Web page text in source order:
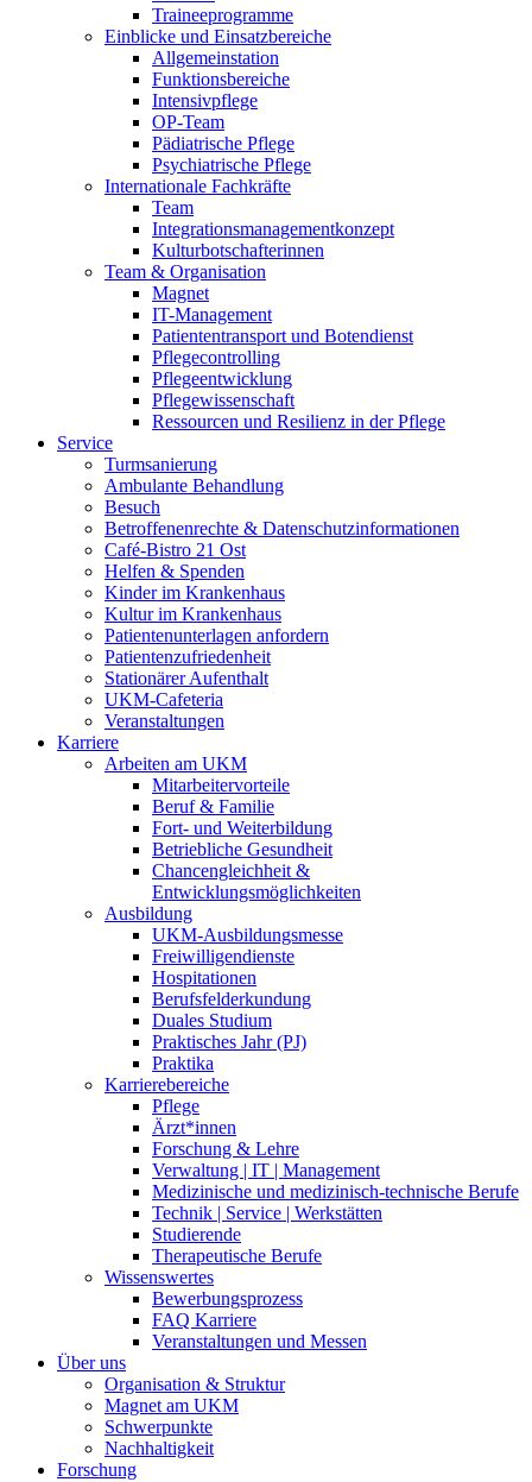
Traineeprogramme
Einblicke und Einsatzbereiche
Allgemeinstation
Funktionsbereiche
Intensivpflege
OP-Team
Pädiatrische Pflege
Psychiatrische Pflege
Internationale Fachkräfte
Team
Integrationsmanagementkonzept
Kulturbotschafterinnen
Team & Organisation
Magnet
IT-Management
Patiententransport und Botendienst
Pflegecontrolling
Pflegeentwicklung
Pflegewissenschaft
Ressourcen und Resilienz in der Pflege
Service
Turmsanierung
Ambulante Behandlung
Besuch
Betroffenenrechte & Datenschutzinformationen
Café-Bistro 21 Ost
Helfen & Spenden
Kinder im Krankenhaus
Kultur im Krankenhaus
Patientenunterlagen anfordern
Patientenzufriedenheit
Stationärer Aufenthalt
UKM-Cafeteria
Veranstaltungen
Karriere
Arbeiten am UKM
Mitarbeitervorteile
Beruf & Familie
Fort- und Weiterbildung
Betriebliche Gesundheit
Chancengleichheit &
Entwicklungsmöglichkeiten
Ausbildung
UKM-Ausbildungsmesse
Freiwilligendienste
Hospitationen
Berufsfelderkundung
Duales Studium
Praktisches Jahr (PJ)
Praktika
Karrierebereiche
Pflege
Ärzt*innen
Forschung & Lehre
Verwaltung | IT | Management
Medizinische und medizinisch-technische Berufe
Technik | Service | Werkstätten
Studierende
Therapeutische Berufe
Wissenswertes
Bewerbungsprozess
FAQ Karriere
Veranstaltungen und Messen
Über uns
Organisation & Struktur
Magnet am UKM
Schwerpunkte
Nachhaltigkeit
Forschung